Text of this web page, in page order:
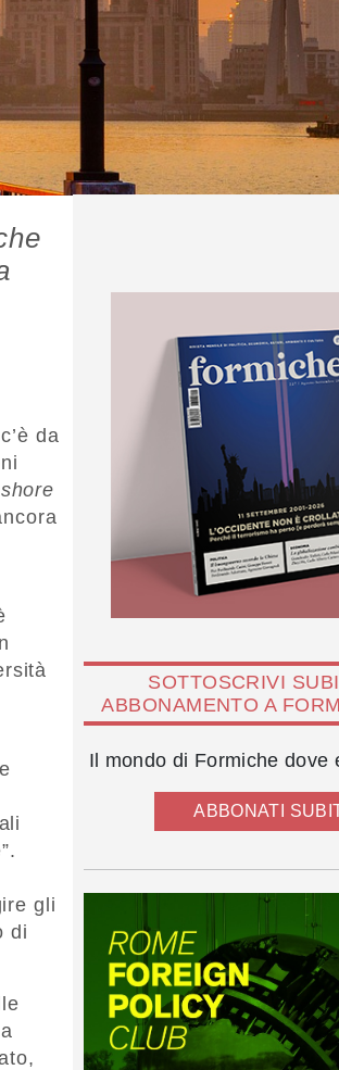
da
gli
di
SOTTOSCRIVI
ABBONAMENTO A
Il mondo di Formiche dove
ABBONATI